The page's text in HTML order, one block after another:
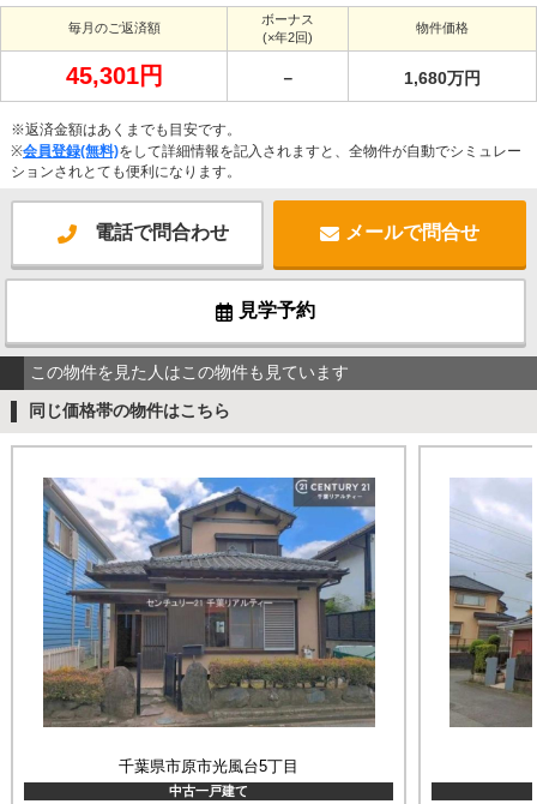
毎月のご返済額
ボーナス
(×年2回)
物件価格
45,301円 － 1,680万円
※返済金額はあくまでも目安です。
※会員登録(無料)をして詳細情報を記入されますと、全物件が自動でシミュレー
ションされとても便利になります。
電話で問合わせ メールで問合せ
見学予約
この物件を見た人はこの物件も見ています
同じ価格帯の物件はこちら
千葉県市原市光風台5丁目
中古一戸建て